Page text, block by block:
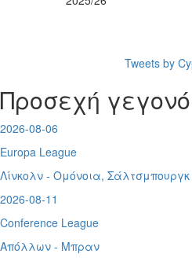
Tweets by
Προσεχή
2026-08-06
Europa League
Λίνκολν - Ομόνοια,
2026-08-11
Conference League
Απόλλων - Μπραν